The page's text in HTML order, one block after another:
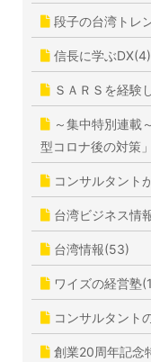
段子の台湾トレ
信長に学ぶDX(4)
ＳＡＲＳを経験
～集中特別連載
型コロナ後の対策
コンサルタント
台湾ビジネス情
台湾情報(53)
ワイズの経営塾
コンサルタント
創業20周年記